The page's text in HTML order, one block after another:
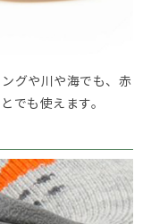
グや川や海でも、赤
でも使えます。